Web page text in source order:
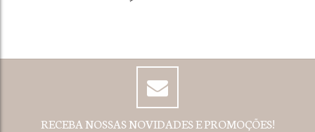
RECEBA NOSSAS NOVIDADES E PROMOÇÕES!